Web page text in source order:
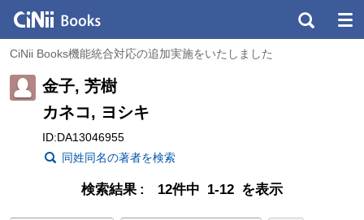
CiNii Books機能統合対応の追加実施をいたしました
金子, 芳樹
カネコ, ヨシキ
ID:DA13046955
同姓同名の著者を検索
検索結果 12件中 1-12 を表示